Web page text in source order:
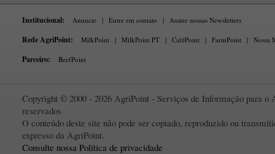
Institucional: Anuncie | Entre em contato | Assine nossas Newsletters
Rede AgriPoint: MilkPoint | MilkPoint PT | CaféPoint | FarmPoint | Nossa
Parceiro: BeefPoint
Copyright © 2000 - 2026 AgriPoint - Serviços de Informação para o
reservados
O conteúdo deste site não pode ser copiado, reproduzido ou
expresso da AgriPoint.
Consulte nossa Política de privacidade